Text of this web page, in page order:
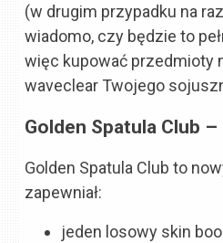
(w drugim przypadku na
wiadomo, czy będzie to
więc kupować przedmioty
waveclear Twojego
Golden Spatula Club –
Golden Spatula Club to
zapewniał:
jeden losowy skin